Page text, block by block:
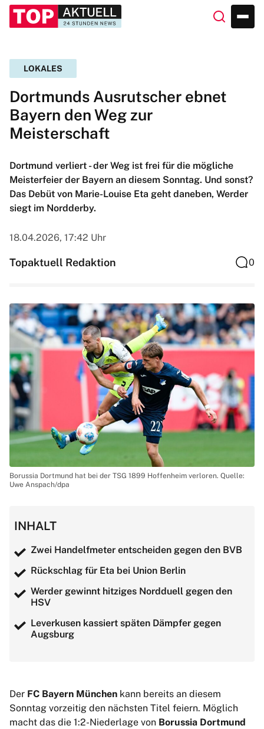
LOKALES
Dortmunds Ausrutscher ebnet
Bayern den Weg zur
Meisterschaft
Dortmund verliert - der Weg ist frei für die mögliche
Meisterfeier der Bayern an diesem Sonntag. Und sonst?
Das Debüt von Marie-Louise Eta geht daneben, Werder
siegt im Nordderby.
18.04.2026, 17:42 Uhr
Topaktuell Redaktion 0
Borussia Dortmund hat bei der TSG 1899 Hoffenheim verloren. Quelle:
Uwe Anspach/dpa
INHALT
Zwei Handelfmeter entscheiden gegen den BVB
Rückschlag für Eta bei Union Berlin
Werder gewinnt hitziges Nordduell gegen den
HSV
Leverkusen kassiert späten Dämpfer gegen
Augsburg
Der FC Bayern München kann bereits an diesem
Sonntag vorzeitig den nächsten Titel feiern. Möglich
macht das die 1:2-Niederlage von Borussia Dortmund